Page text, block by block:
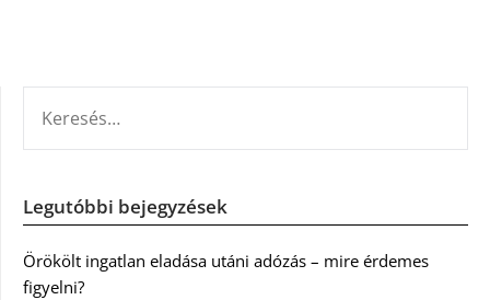
Legutóbbi bejegyzések
Örökölt ingatlan eladása utáni adózás – mire érdemes
figyelni?